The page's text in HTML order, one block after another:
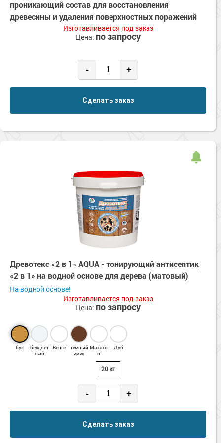
Сопутствующие товары
Морозостойкие краски для металла
Морозостойкие краски для фасада
Сопутствующие товары
проникающий состав для восстановления
древесины и удаления поверхностных поражений
Изготавливается под заказ
Цена: по запросу
- +
Сделать заказ
Древотекс «2 в 1» AQUA - тонирующий антисептик
«2 в 1» на водной основе для дерева (матовый)
На водной основе!
Изготавливается под заказ
Цена: по запросу
бук
бесцвет
ный
Венге
темный
орех
Махаго
н
Дуб
20 кг
- +
Сделать заказ